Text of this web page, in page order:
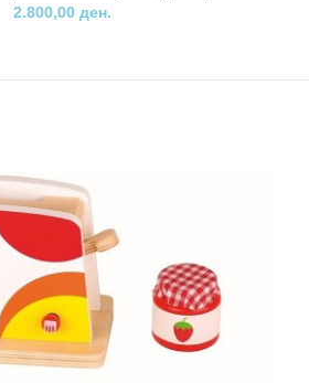
2.800,00 ден.
2.800,00 ден.